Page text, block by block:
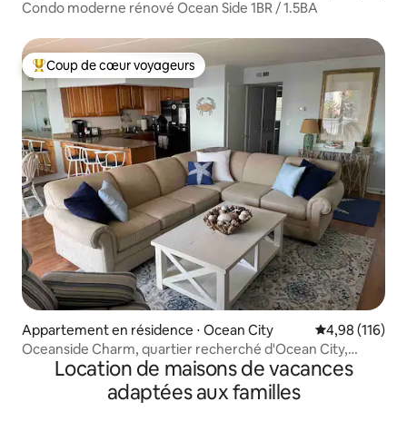
Condo moderne rénové Ocean Side 1BR / 1.5BA
Coups de cœur voyageurs les plus appréciés
Coup de cœur voyageurs
Appartement en résidence ⋅ Ocean City Évaluation
4,98 (116)
Oceanside Charm, quartier recherché d'Ocean City,
MarylandLocation de maisons de vacances
adaptées aux familles